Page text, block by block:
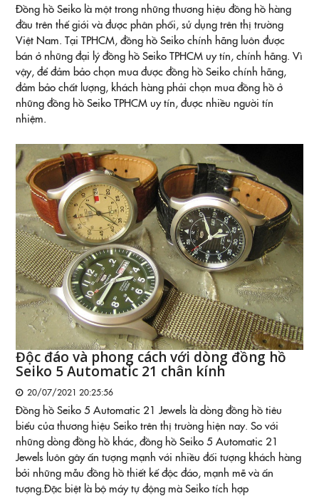
Đồng hồ Seiko là một trong những thương hiệu đồng hồ hàng
đầu trên thế giới và được phân phối, sử dụng trên thị trường
Việt Nam. Tại TPHCM, đồng hồ Seiko chính hãng luôn được
bán ở những đại lý đồng hồ Seiko TPHCM uy tín, chính hãng. Vì
vậy, để đảm bảo chọn mua được đồng hồ Seiko chính hãng,
đảm bảo chất lượng, khách hàng phải chọn mua đồng hồ ở
những đồng hồ Seiko TPHCM uy tín, được nhiều người tín
nhiệm.
Độc đáo và phong cách với dòng đồng hồ
Seiko 5 Automatic 21 chân kính
20/07/2021 20:25:56
Đồng hồ Seiko 5 Automatic 21 Jewels là dòng đồng hồ tiêu
biểu của thương hiệu Seiko trên thị trường hiện nay. So với
những dòng đồng hồ khác, đồng hồ Seiko 5 Automatic 21
Jewels luôn gây ấn tượng mạnh với nhiều đối tượng khách hàng
bởi những mẫu đồng hồ thiết kế độc đáo, mạnh mẽ và ấn
tượng.Đặc biệt là bộ máy tự động mà Seiko tích hợp